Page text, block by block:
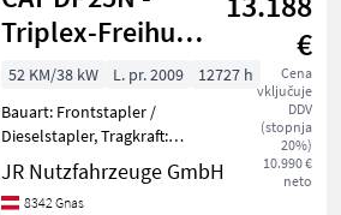
Triplex-Freihub
5,6m +
Seitenschieber
€
Cena
vključuje
DDV
(stopnja
20%)
10.990 €
neto
52 KM/38 kW L. pr. 2009
12727 h
Bauart: Frontstapler /
Dieselstapler, Tragkraft:
2500kg, Hubhöhe: 5600mm,
Bauhöhe: 2370mm,
Bereifung vorne: Vollgummi
JR Nutzfahrzeuge GmbH
8342 Gnas